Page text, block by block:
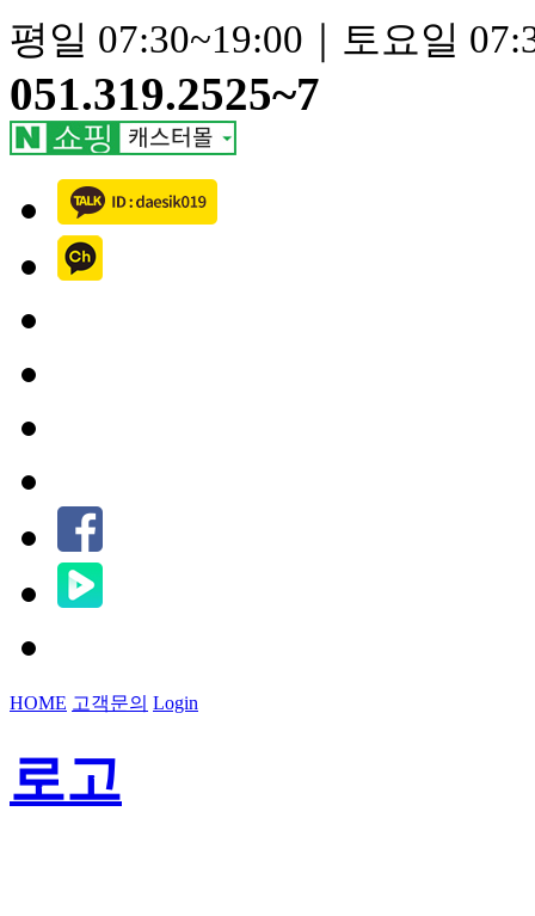
평일 07:30~19:00｜토요일
051.319.2525~7
HOME 고객문의 Login
로고